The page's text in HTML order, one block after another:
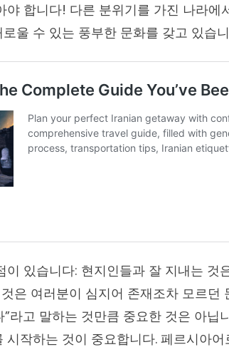
야 합니다! 다른 분위기를 가진 나라에
울 수 있는 풍부한 문화를 갖고 있습
이 있습니다: 현지인들과 잘 지내는 것
은 여러분이 심지어 존재조차 모르던
”라고 말하는 것만큼 중요한 것은 아닙
시작하는 것이 중요합니다. 페르시아